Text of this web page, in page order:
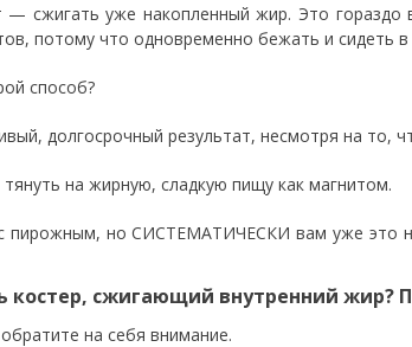
— сжигать уже накопленный жир. Это
потому что одновременно бежать и сидеть
способ?
долгосрочный результат, несмотря на то,
тянуть на жирную, сладкую пищу как магнитом.
пирожным, но СИСТЕМАТИЧЕСКИ вам уже это
костер, сжигающий внутренний жир?
на себя внимание.